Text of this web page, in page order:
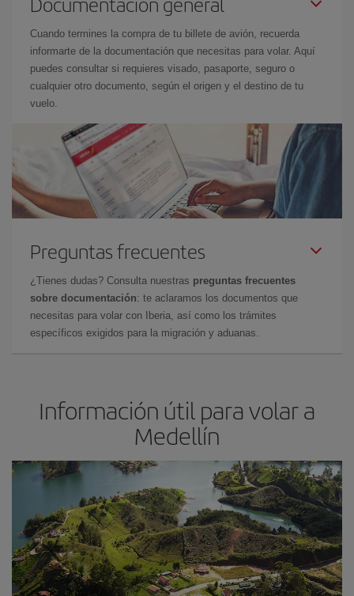
Cuando termines la compra de tu billete de avión, recuerda
informarte de la documentación que necesitas para volar. Aquí
puedes consultar si requieres visado, pasaporte, seguro o
cualquier otro documento, según el origen y el destino de tu
vuelo.
Preguntas frecuentes
¿Tienes dudas? Consulta nuestras preguntas frecuentes
sobre documentación: te aclaramos los documentos que
necesitas para volar con Iberia, así como los trámites
específicos exigidos para la migración y aduanas.
Información útil para volar a
Medellín